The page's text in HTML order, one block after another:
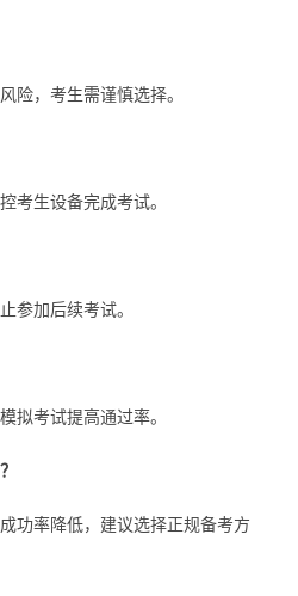
险，考生需谨慎选择。
考生设备完成考试。
参加后续考试。
拟考试提高通过率。
功率降低，建议选择正规备考方